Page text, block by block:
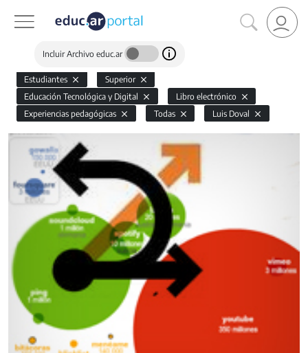
Incluir Archivo educ.ar
Estudiantes
Superior
Educación Tecnológica y Digital
Libro electrónico
Experiencias pedagógicas
Todas Luis Doval